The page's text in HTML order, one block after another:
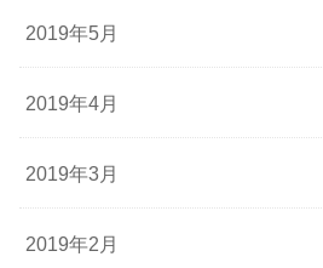
2019年5月
2019年4月
2019年3月
2019年2月